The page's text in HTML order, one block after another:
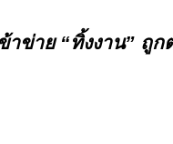
าข่าย “ทิ้งงาน” ถู